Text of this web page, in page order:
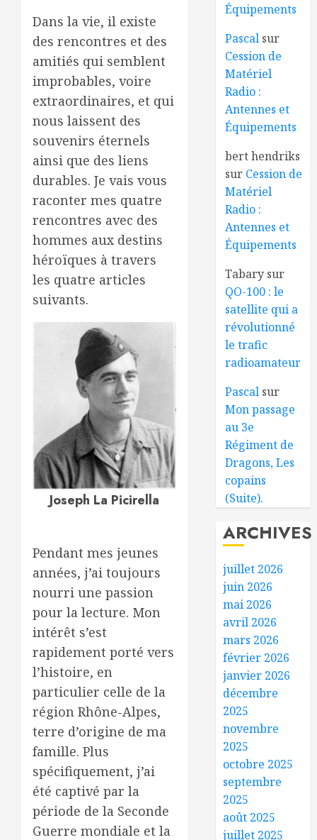
Dans la vie, il existe
des rencontres et des
amitiés qui semblent
improbables, voire
extraordinaires, et qui
nous laissent des
souvenirs éternels
ainsi que des liens
durables. Je vais vous
raconter mes quatre
rencontres avec des
hommes aux destins
héroïques à travers
les quatre articles
suivants.
Joseph La Picirella
Pendant mes jeunes
années, j’ai toujours
nourri une passion
pour la lecture. Mon
intérêt s’est
rapidement porté vers
l’histoire, en
particulier celle de la
région Rhône-Alpes,
terre d’origine de ma
famille. Plus
spécifiquement, j’ai
été captivé par la
période de la Seconde
Guerre mondiale et la
Équipements
Pascal sur
Cession de
Matériel
Radio :
Antennes et
Équipements
bert hendriks
sur Cession de
Matériel
Radio :
Antennes et
Équipements
Tabary sur
QO-100 : le
satellite qui a
révolutionné
le trafic
radioamateur
Pascal sur
Mon passage
au 3e
Régiment de
Dragons, Les
copains
(Suite).
ARCHIVES
juillet 2026
juin 2026
mai 2026
avril 2026
mars 2026
février 2026
janvier 2026
décembre
2025
novembre
2025
octobre 2025
septembre
2025
août 2025
juillet 2025